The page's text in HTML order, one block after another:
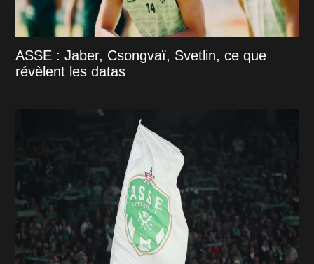
ASSE : Jaber, Csongvaï, Svetlin, ce que
révèlent les datas